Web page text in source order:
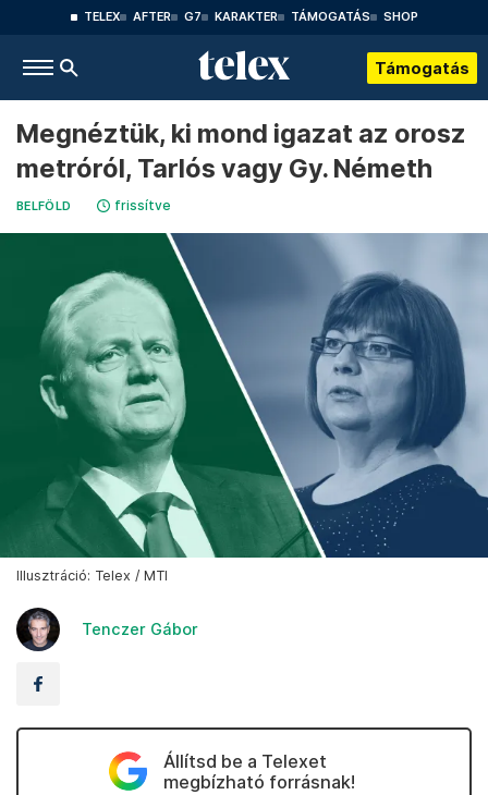
TELEX AFTER G7 KARAKTER TÁMOGATÁS SHOP
Támogatás
Megnéztük, ki mond igazat az orosz
metróról, Tarlós vagy Gy. Németh
BELFÖLD frissítve
Illusztráció: Telex / MTI
Tenczer Gábor
Állítsd be a Telexet
megbízható forrásnak!